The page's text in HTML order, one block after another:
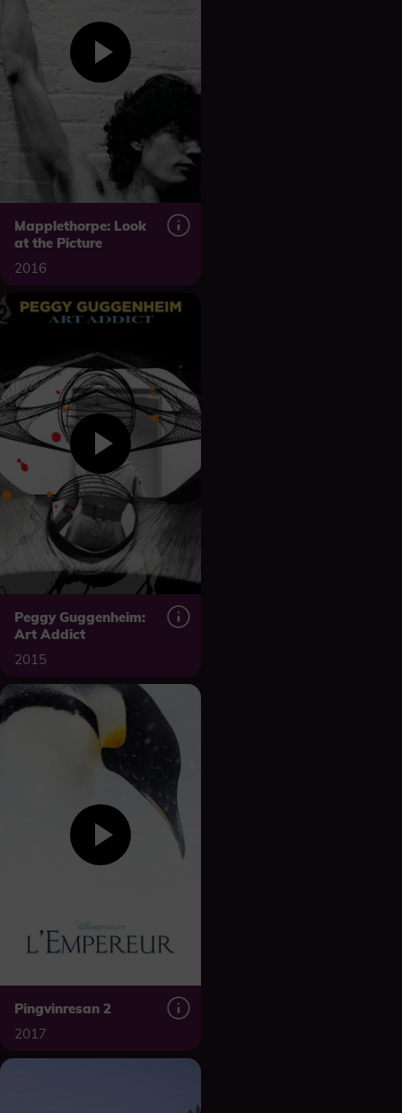
Mapplethorpe: Look
at the Picture
2016
Peggy Guggenheim:
Art Addict
2015
Pingvinresan 2
2017